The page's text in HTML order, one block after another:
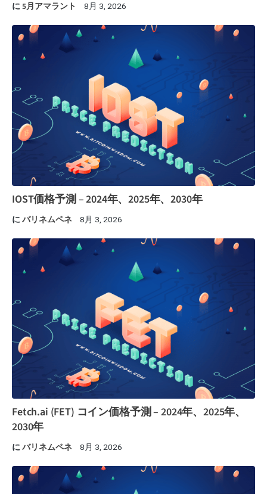
に5月アマラント 8月 3, 2026
IOST価格予測 – 2024年、2025年、2030年
にバリネムペネ 8月 3, 2026
Fetch.ai (FET) コイン価格予測 – 2024年、2025年、
2030年
にバリネムペネ 8月 3, 2026